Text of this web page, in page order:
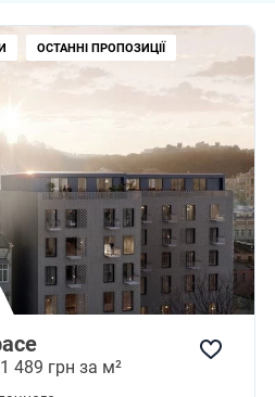
ОСТАННІ ПРОПОЗИЦІЇ
489 грн за м²